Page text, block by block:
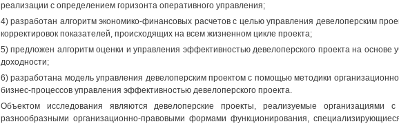
реализации с определением горизонта оперативного управления;
4) разработан алгоритм экономико-финансовых расчетов с целью управления девелоперским
корректировок показателей, происходящих на всем жизненном цикле проекта;
5) предложен алгоритм оценки и управления эффективностью девелоперского проекта на основе
доходности;
6) разработана модель управления девелоперским проектом с помощью методики
бизнес-процессов управления эффективностью девелоперского проекта.
Объектом исследования являются девелоперские проекты, реализуемые организациями
разнообразными организационно-правовыми формами функционирования,